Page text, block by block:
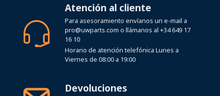
Atención al cliente
Para asesoramiento envíanos un e-mail a
pro@uwparts.com o llámanos al +34 649 17
16 10
Horario de atención telefónica Lunes a
Viernes de 08:00 a 19:00
Devoluciones